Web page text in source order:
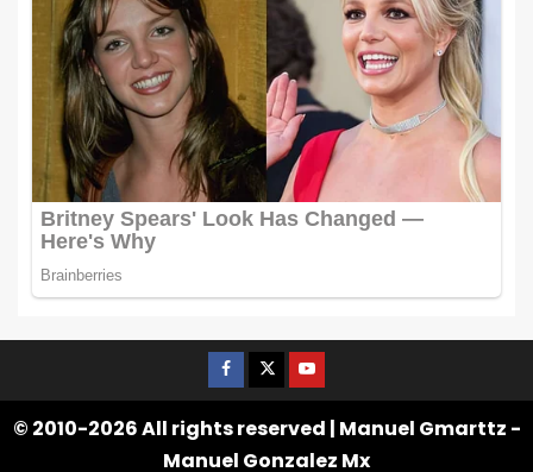
© 2010-2026 All rights reserved | Manuel Gmarttz -
Manuel Gonzalez Mx